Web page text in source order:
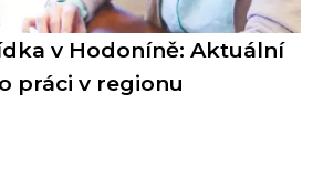
v Hodoníně: Aktuální
práci v regionu